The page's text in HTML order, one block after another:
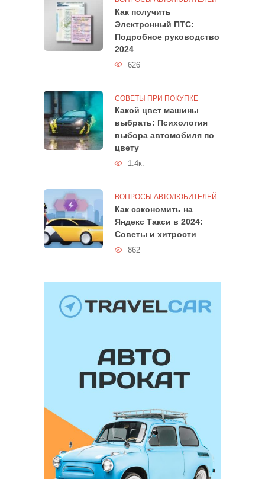
Как получить
Электронный ПТС:
Подробное руководство
2024
626
СОВЕТЫ ПРИ ПОКУПКЕ
Какой цвет машины
выбрать: Психология
выбора автомобиля по
цвету
1.4к.
ВОПРОСЫ АВТОЛЮБИТЕЛЕЙ
Как сэкономить на
Яндекс Такси в 2024:
Советы и хитрости
862